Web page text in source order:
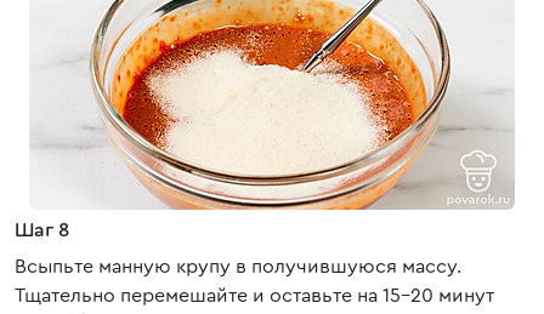
Шаг 8
Всыпьте манную крупу в получившуюся массу.
Тщательно перемешайте и оставьте на 15-20 минут